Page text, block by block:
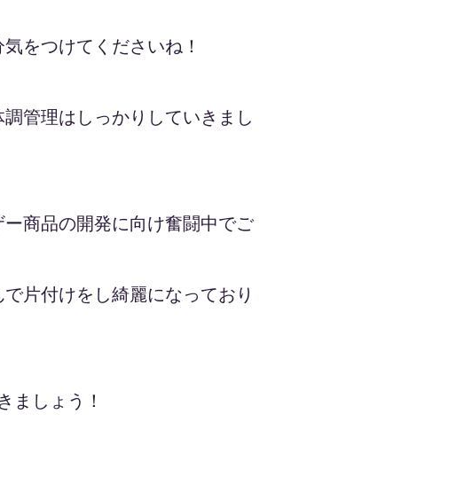
をつけてくださいね！
管理はしっかりしていきまし
商品の開発に向け奮闘中でご
片付けをし綺麗になっており
ましょう！